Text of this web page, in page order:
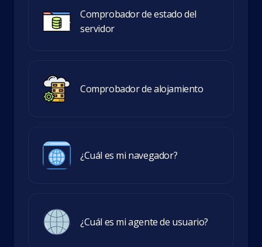
Comprobador de estado del
servidor
Comprobador de alojamiento
¿Cuál es mi navegador?
¿Cuál es mi agente de usuario?